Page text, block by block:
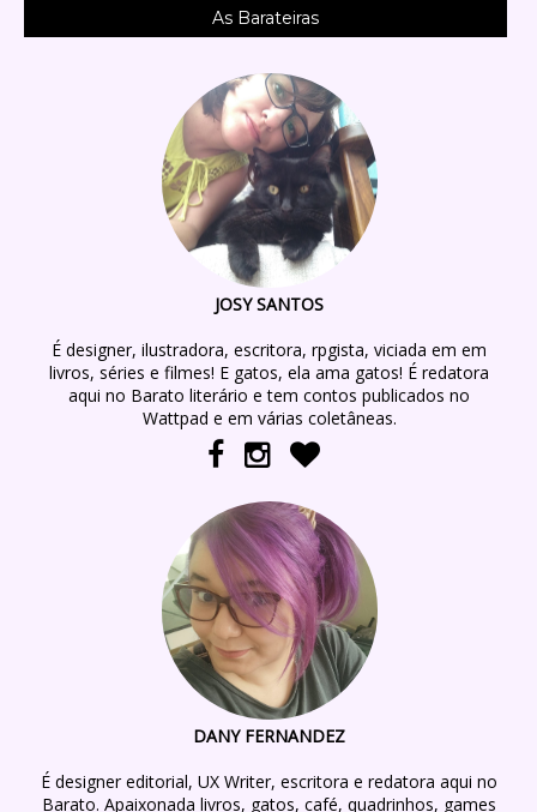
As Barateiras
JOSY SANTOS
É designer, ilustradora, escritora, rpgista, viciada em em
livros, séries e filmes! E gatos, ela ama gatos! É redatora
aqui no Barato literário e tem contos publicados no
Wattpad e em várias coletâneas.
DANY FERNANDEZ
É designer editorial, UX Writer, escritora e redatora aqui no
Barato. Apaixonada livros, gatos, café, quadrinhos, games